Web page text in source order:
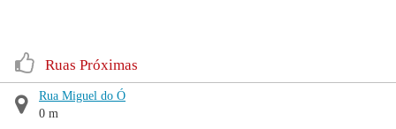
Ruas Próximas
Rua Miguel do Ó
0 m